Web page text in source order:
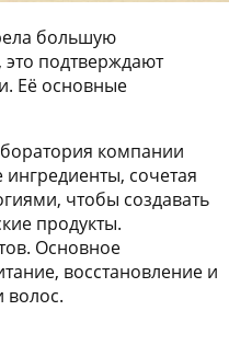
большую
подтверждают
Её основные
компании
ингредиенты, сочетая
чтобы создавать
продукты.
Основное
восстановление и
волос.